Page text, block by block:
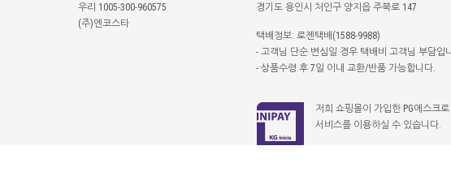
우리 1005-300-960575
(주)엔코스타
경기도 용인시 처인구 양지읍 주북로 147
택배정보: 로젠택배(1588-9988)
- 고객님 단순 변심일 경우 택배비 고객님 부담입
- 상품수령 후 7일 이내 교환/반품 가능합니다.
저희 쇼핑몰이 가입한 PG에스크로
서비스를 이용하실 수 있습니다.